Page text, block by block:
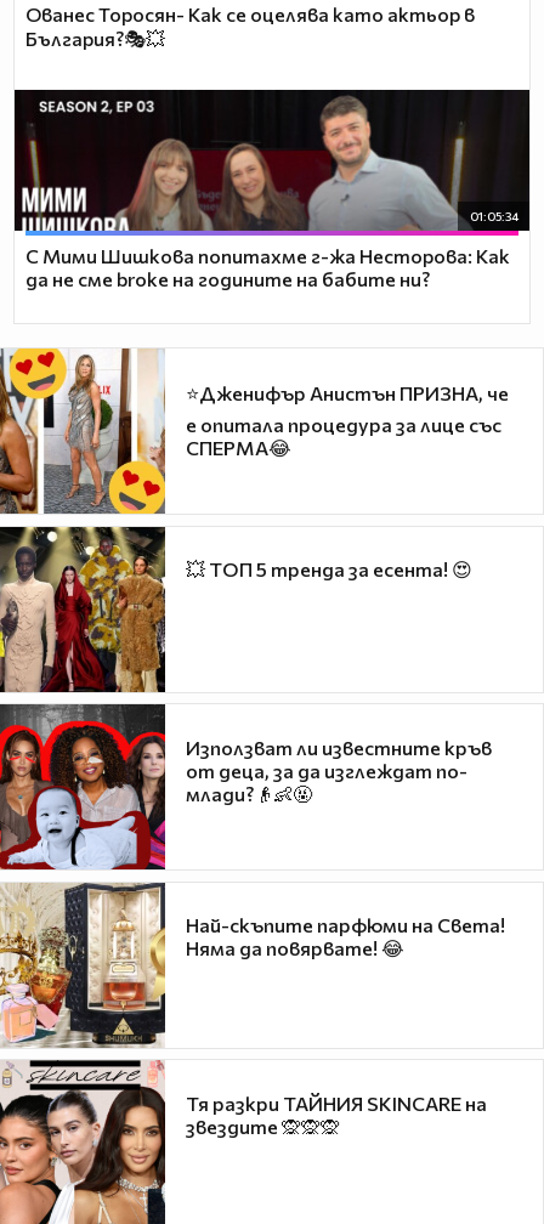
Ованес Торосян- Как се оцелява като актьор в
България?🎭💥
01:05:34
С Мими Шишкова попитахме г-жа Несторова: Как
да не сме broke на годините на бабите ни?
⭐Дженифър Анистън ПРИЗНА, че
е опитала процедура за лице със
СПЕРМА😂
💥 ТОП 5 тренда за есента! 😍
Използват ли известните кръв
от деца, за да изглеждат по-
млади?👴👶🤬
Най-скъпите парфюми на Света!
Няма да повярвате! 😂
Тя разкри ТАЙНИЯ SKINCARE на
звездите 🙊🙊🙊